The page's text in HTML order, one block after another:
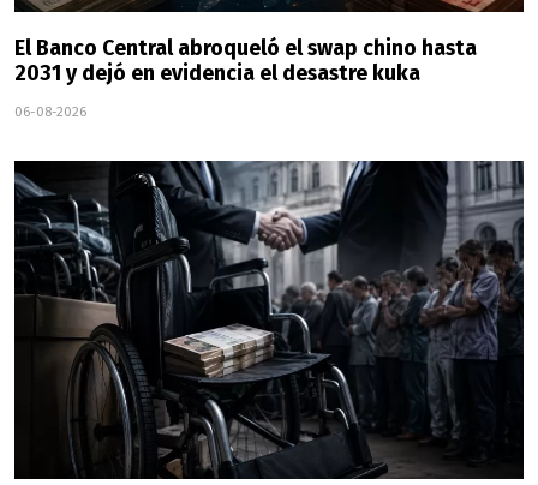
El Banco Central abroqueló el swap chino hasta
2031 y dejó en evidencia el desastre kuka
06-08-2026